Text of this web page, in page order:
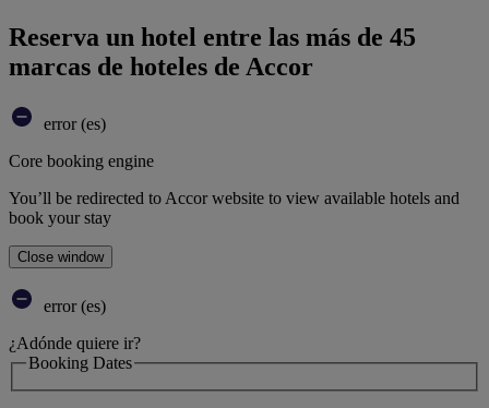
Reserva un hotel entre las más de 45
marcas de hoteles de Accor
error (es)
Core booking engine
You’ll be redirected to Accor website to view available hotels and
book your stay
Close window
error (es)
¿Adónde quiere ir?
Booking Dates